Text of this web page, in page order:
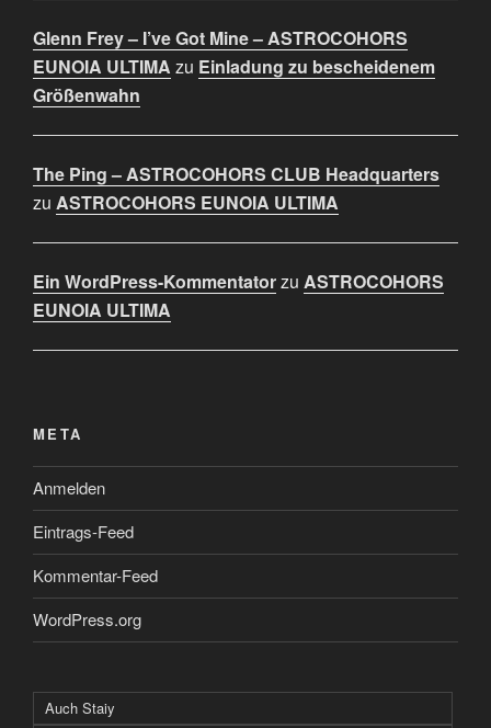
Glenn Frey – I’ve Got Mine – ASTROCOHORS
EUNOIA ULTIMA zu Einladung zu bescheidenem
Größenwahn
The Ping – ASTROCOHORS CLUB Headquarters
zu ASTROCOHORS EUNOIA ULTIMA
Ein WordPress-Kommentatorzu ASTROCOHORS
EUNOIA ULTIMA
META
Anmelden
Eintrags-Feed
Kommentar-Feed
WordPress.org
Auch Staiy